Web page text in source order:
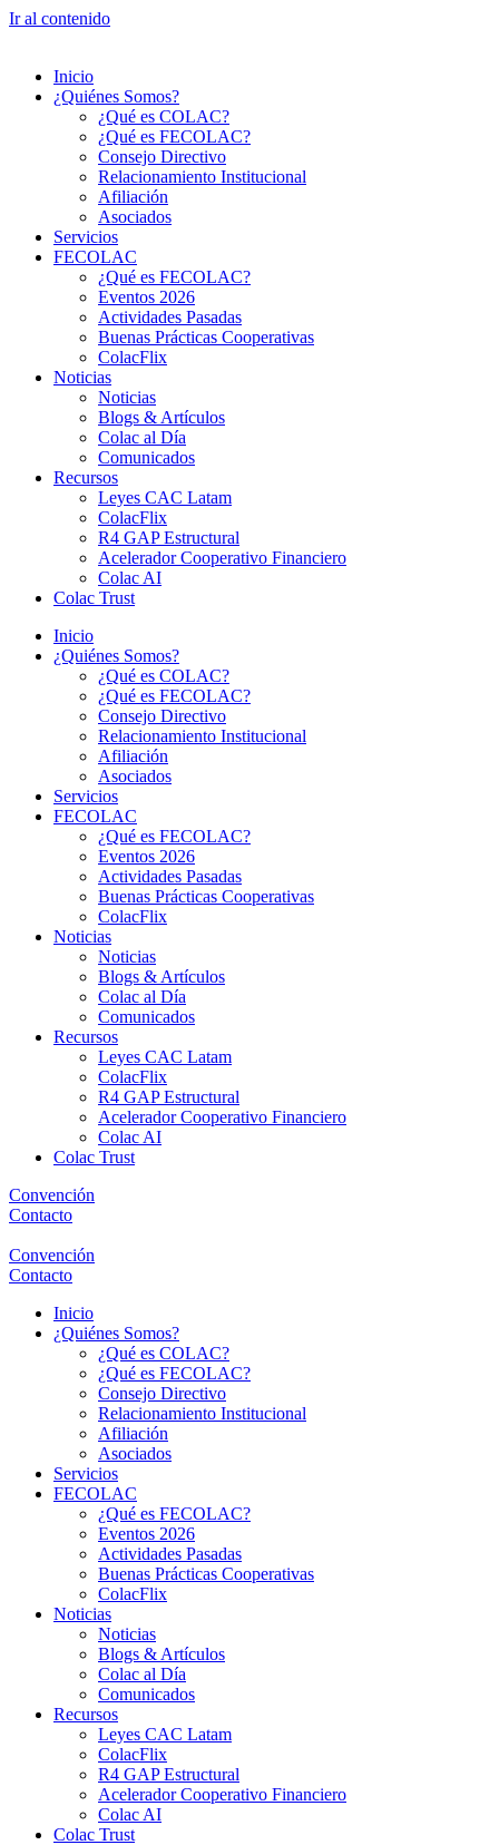
Ir al contenido
Inicio
¿Quiénes Somos?
¿Qué es COLAC?
¿Qué es FECOLAC?
Consejo Directivo
Relacionamiento Institucional
Afiliación
Asociados
Servicios
FECOLAC
¿Qué es FECOLAC?
Eventos 2026
Actividades Pasadas
Buenas Prácticas Cooperativas
ColacFlix
Noticias
Noticias
Blogs & Artículos
Colac al Día
Comunicados
Recursos
Leyes CAC Latam
ColacFlix
R4 GAP Estructural
Acelerador Cooperativo Financiero
Colac AI
Colac Trust
Inicio
¿Quiénes Somos?
¿Qué es COLAC?
¿Qué es FECOLAC?
Consejo Directivo
Relacionamiento Institucional
Afiliación
Asociados
Servicios
FECOLAC
¿Qué es FECOLAC?
Eventos 2026
Actividades Pasadas
Buenas Prácticas Cooperativas
ColacFlix
Noticias
Noticias
Blogs & Artículos
Colac al Día
Comunicados
Recursos
Leyes CAC Latam
ColacFlix
R4 GAP Estructural
Acelerador Cooperativo Financiero
Colac AI
Colac Trust
Convención
Contacto
Convención
Contacto
Inicio
¿Quiénes Somos?
¿Qué es COLAC?
¿Qué es FECOLAC?
Consejo Directivo
Relacionamiento Institucional
Afiliación
Asociados
Servicios
FECOLAC
¿Qué es FECOLAC?
Eventos 2026
Actividades Pasadas
Buenas Prácticas Cooperativas
ColacFlix
Noticias
Noticias
Blogs & Artículos
Colac al Día
Comunicados
Recursos
Leyes CAC Latam
ColacFlix
R4 GAP Estructural
Acelerador Cooperativo Financiero
Colac AI
Colac Trust